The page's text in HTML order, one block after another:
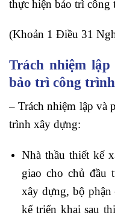
thực hiện bảo trì công
(Khoản 1 Điều 31
Trách nhiệm
bảo trì công
– Trách nhiệm lập và
trình xây dựng:
Nhà thầu thiết kế
giao cho chủ đầu
xây dựng, bộ
kế triển khai sau